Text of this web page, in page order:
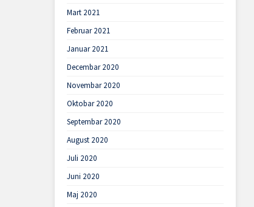
Mart 2021
Februar 2021
Januar 2021
Decembar 2020
Novembar 2020
Oktobar 2020
Septembar 2020
August 2020
Juli 2020
Juni 2020
Maj 2020